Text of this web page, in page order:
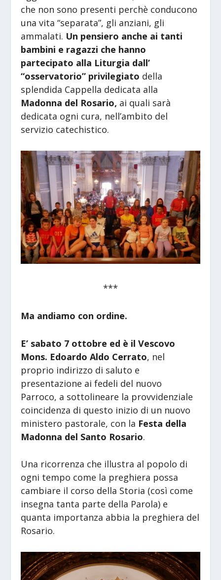
che non sono presenti perchè conducono
una vita “separata”, gli anziani, gli
ammalati. Un pensiero anche ai tanti
bambini e ragazzi che hanno
partecipato alla Liturgia dall’
“osservatorio” privilegiato della
splendida Cappella dedicata alla
Madonna del Rosario, ai quali sarà
dedicata ogni cura, nell’ambito del
servizio catechistico.
***
Ma andiamo con ordine.
E’ sabato 7 ottobre ed è il Vescovo
Mons. Edoardo Aldo Cerrato, nel
proprio indirizzo di saluto e
presentazione ai fedeli del nuovo
Parroco, a sottolineare la provvidenziale
coincidenza di questo inizio di un nuovo
ministero pastorale, con la Festa della
Madonna del Santo Rosario.
Una ricorrenza che illustra al popolo di
ogni tempo come la preghiera possa
cambiare il corso della Storia (così come
insegna tanta parte della Parola) e
quanta importanza abbia la preghiera del
Rosario.